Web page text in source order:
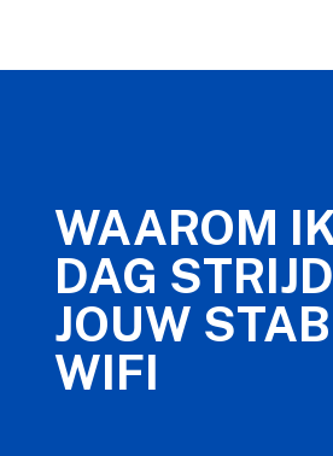
WAAROM
DAG
JOUW
WIFI